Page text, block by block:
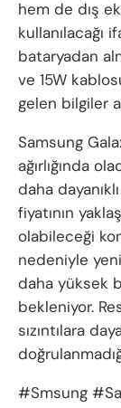
hem de dış
kullanılacağı
bataryadan
ve 15W
gelen bilgiler
Samsung
ağırlığında
daha
fiyatının
olabileceği
nedeniyle
daha yüksek
bekleniyor.
sızıntılara
#Smsung